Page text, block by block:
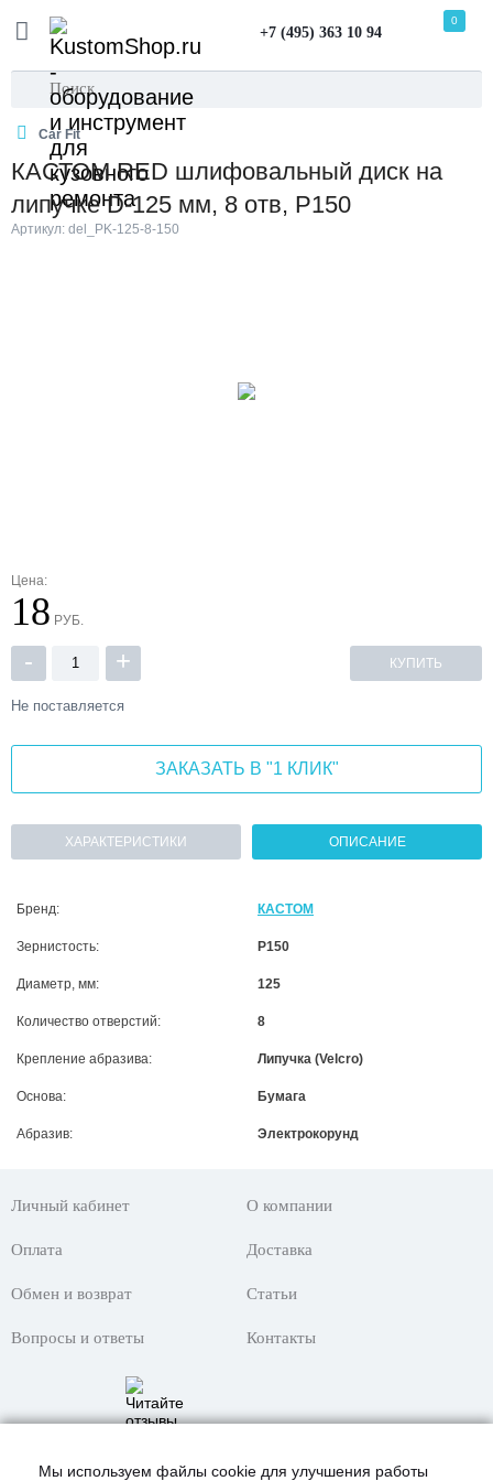
+7 (495) 363 10 94
0
Car Fit
КАСТОМ RED шлифовальный диск на
липучке D-125 мм, 8 отв, P150
Артикул: del_PK-125-8-150
Цена:
18 РУБ.
- + КУПИТЬ
Не поставляется
ЗАКАЗАТЬ В "1 КЛИК"
ХАРАКТЕРИСТИКИ ОПИСАНИЕ
Бренд: КАСТОМ
Зернистость: P150
Диаметр, мм: 125
Количество отверстий: 8
Крепление абразива: Липучка (Velcro)
Основа: Бумага
Абразив: Электрокорунд
Личный кабинет О компании
Оплата Доставка
Обмен и возврат Статьи
Вопросы и ответы Контакты
Мы используем файлы cookie для улучшения работы